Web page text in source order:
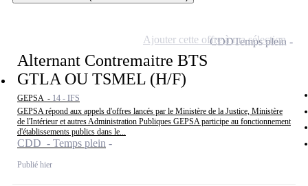
Alternant Contremaitre BTS
GTLA OU TSMEL (H/F)
GEPSA - 14 - IFS
GEPSA répond aux appels d'offres lancés par le Ministère de la Justice, Ministère
de l'Intérieur et autres Administration Publiques GEPSA participe au fonctionnement
d'établissements publics dans le...
CDD - Temps plein
Publié hier
CDDTemps plein
Ajouter cette offre à ma sélection